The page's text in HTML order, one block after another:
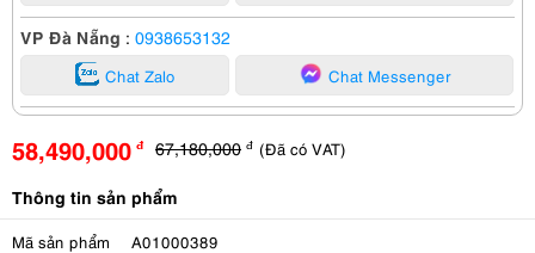
VP Đà Nẵng : 0938653132
Chat Zalo Chat Messenger
58,490,000 đ 67,180,000 đ (Đã có VAT)
Thông tin sản phẩm
Mã sản phẩm A01000389